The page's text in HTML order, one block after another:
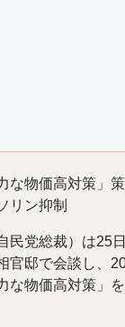
な物価高対策」
リン抑制
民党総裁）は25
官邸で会談し、
な物価高対策」